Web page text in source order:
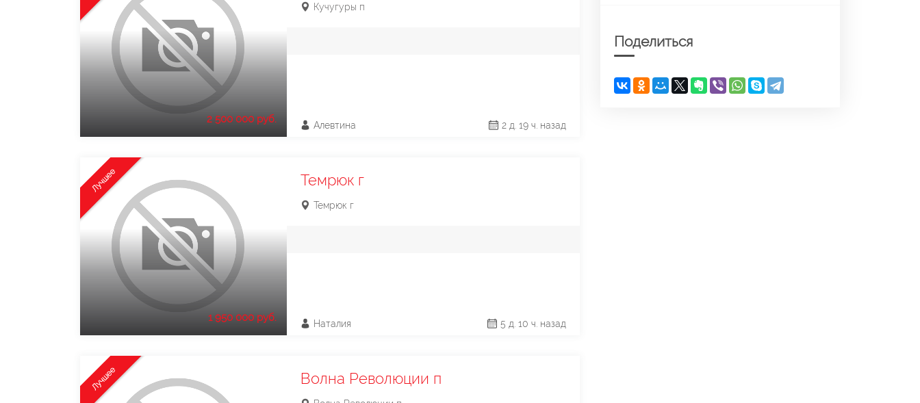
2 500 000 руб.
Кучугуры п
Алевтина 2 д. 19 ч. назад
Лучшее
1 950 000 руб.
Темрюк г
Темрюк г
Наталия 5 д. 10 ч. назад
Лучшее Волна Революции п
Поделиться